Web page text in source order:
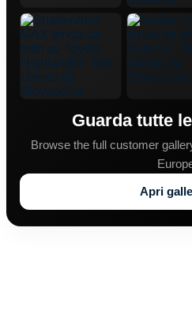
Guarda tutte
Browse the full customer
Apri